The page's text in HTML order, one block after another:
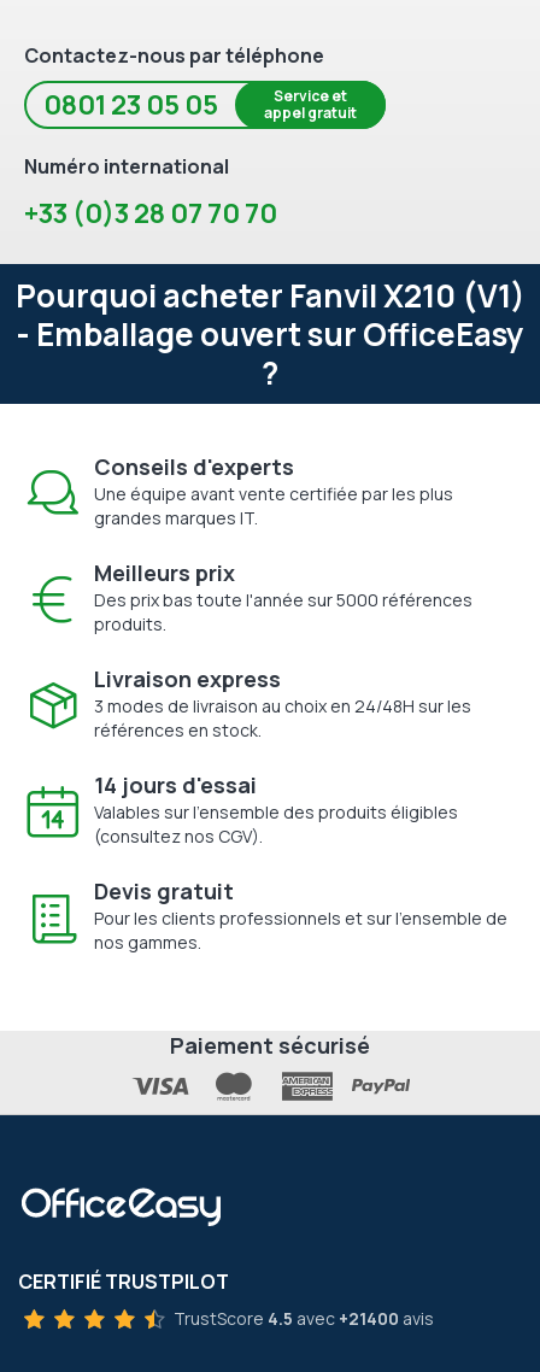
Contactez-nous par téléphone
0801 23 05 05
Service et
appel gratuit
Numéro international
+33 (0)3 28 07 70 70
Pourquoi acheter Fanvil X210 (V1)
- Emballage ouvert sur OfficeEasy
?
Conseils d'experts
Une équipe avant vente certifiée par les plus
grandes marques IT.
Meilleurs prix
Des prix bas toute l'année sur 5000 références
produits.
Livraison express
3 modes de livraison au choix en 24/48H sur les
références en stock.
14 jours d'essai
Valables sur l'ensemble des produits éligibles
(consultez nos CGV).
Devis gratuit
Pour les clients professionnels et sur l'ensemble de
nos gammes.
Paiement sécurisé
CERTIFIÉ TRUSTPILOT
TrustScore 4.5 avec +21400 avis